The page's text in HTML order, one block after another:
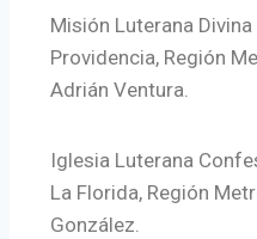
Misión Luterana
Providencia, Región
Adrián Ventura.
Iglesia Luterana
La Florida, Región
González.